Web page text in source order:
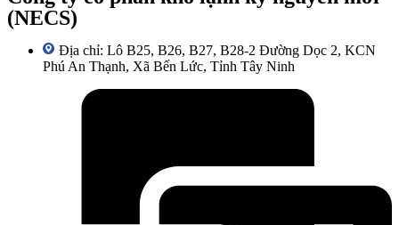
(NECS)
Địa chỉ: Lô B25, B26, B27, B28-2 Đường Dọc 2, KCN
Phú An Thạnh, Xã Bến Lức, Tỉnh Tây Ninh